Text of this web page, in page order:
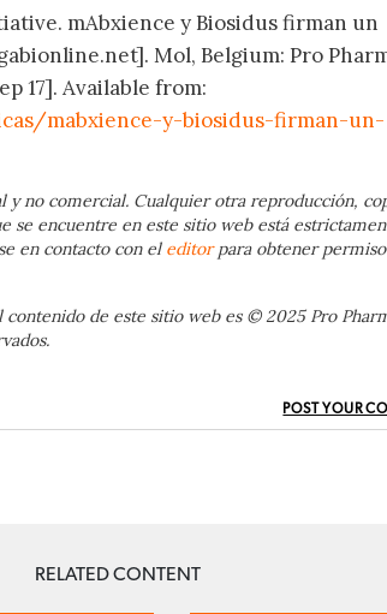
mAbxience y Biosidus firman un
Mol, Belgium: Pro
17]. Available from:
mabxience-y-biosidus-firman-un-
y no comercial. Cualquier otra reproducción,
se encuentre en este sitio web está
en contacto con el editorpara obtener
de este sitio web es © 2025 Pro
POST YOUR
RELATED CONTENT